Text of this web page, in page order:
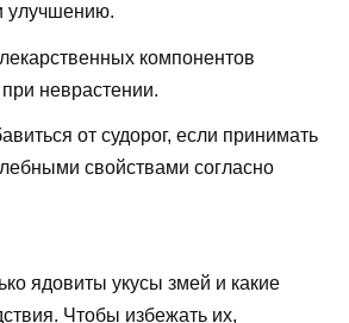
улучшению.
компонентов
неврастении.
от судорог, если принимать
свойствами согласно
ядовиты укусы змей и какие
Чтобы избежать их,